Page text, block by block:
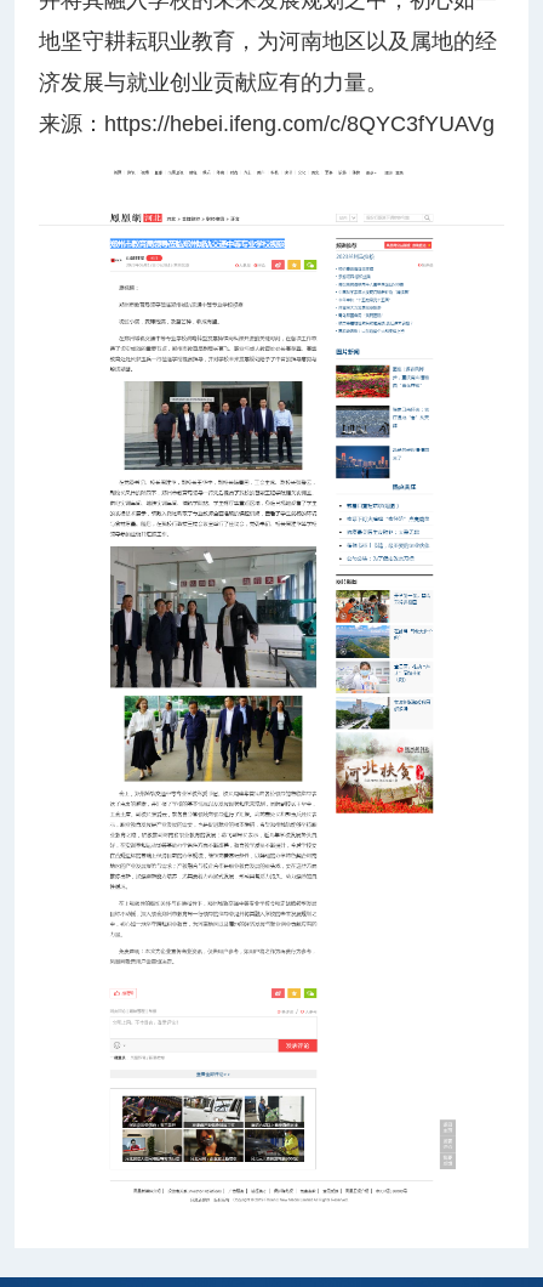
地坚守耕耘职业教育，为河南地区以及属地的经
济发展与就业创业贡献应有的力量。
来源： https://hebei.ifeng.com/c/8QYC3fYUAVg